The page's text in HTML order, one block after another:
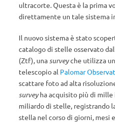
ultracorte. Questa è la prima
direttamente un tale sistema
Il nuovo sistema è stato
catalogo di stelle osservato
(Ztf), unasurveyche utilizza
telescopio al Palomar
scattare foto ad alta
surveyha acquisito più di
miliardo di stelle, registrando
stella nel corso di giorni, mesi